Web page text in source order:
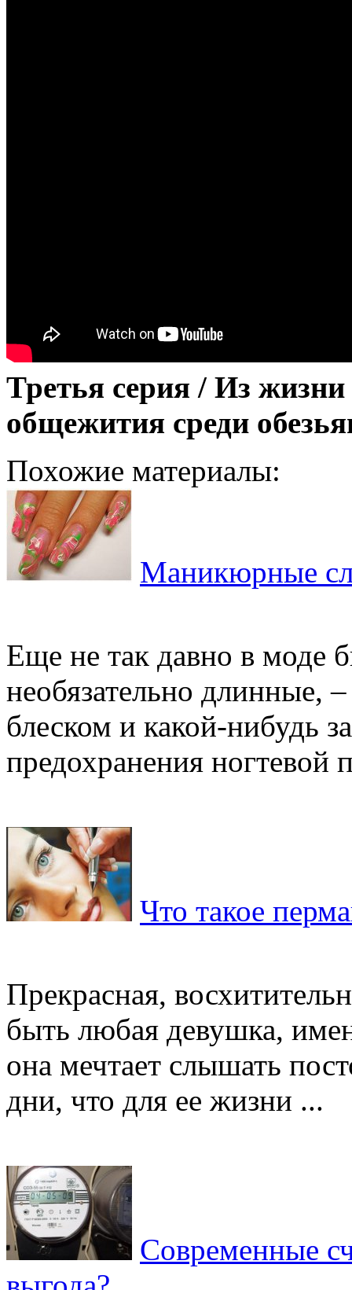
Третья серия / Из
общежития среди
Похожие материалы:
Маникюрные
Еще не так давно в моде
необязательно длинные,
блеском и какой-нибудь
предохранения ногтевой
Что такое
Прекрасная,
быть любая девушка,
она мечтает слышать
дни, что для ее жизни ...
Современные